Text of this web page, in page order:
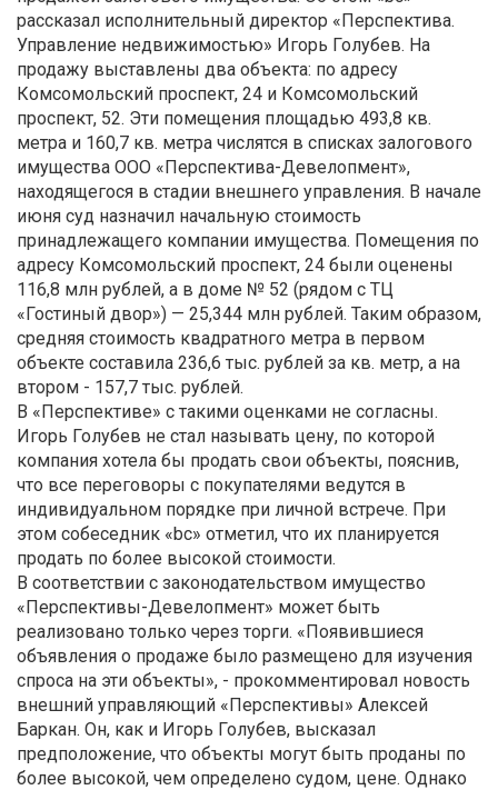
рассказал исполнительный директор «Перспектива.
Управление недвижимостью» Игорь Голубев. На
продажу выставлены два объекта: по адресу
Комсомольский проспект, 24 и Комсомольский
проспект, 52. Эти помещения площадью 493,8 кв.
метра и 160,7 кв. метра числятся в списках залогового
имущества ООО «Перспектива-Девелопмент»,
находящегося в стадии внешнего управления. В начале
июня суд назначил начальную стоимость
принадлежащего компании имущества. Помещения по
адресу Комсомольский проспект, 24 были оценены
116,8 млн рублей, а в доме № 52 (рядом с ТЦ
«Гостиный двор») — 25,344 млн рублей. Таким образом,
средняя стоимость квадратного метра в первом
объекте составила 236,6 тыс. рублей за кв. метр, а на
втором - 157,7 тыс. рублей.
В «Перспективе» с такими оценками не согласны.
Игорь Голубев не стал называть цену, по которой
компания хотела бы продать свои объекты, пояснив,
что все переговоры с покупателями ведутся в
индивидуальном порядке при личной встрече. При
этом собеседник «bc» отметил, что их планируется
продать по более высокой стоимости.
В соответствии с законодательством имущество
«Перспективы-Девелопмент» может быть
реализовано только через торги. «Появившиеся
объявления о продаже было размещено для изучения
спроса на эти объекты», - прокомментировал новость
внешний управляющий «Перспективы» Алексей
Баркан. Он, как и Игорь Голубев, высказал
предположение, что объекты могут быть проданы по
более высокой, чем определено судом, цене. Однако